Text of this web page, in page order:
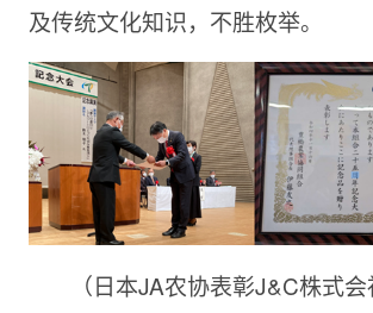
及传统文化知识，不胜枚举。
（日本JA农协表彰J&C株式